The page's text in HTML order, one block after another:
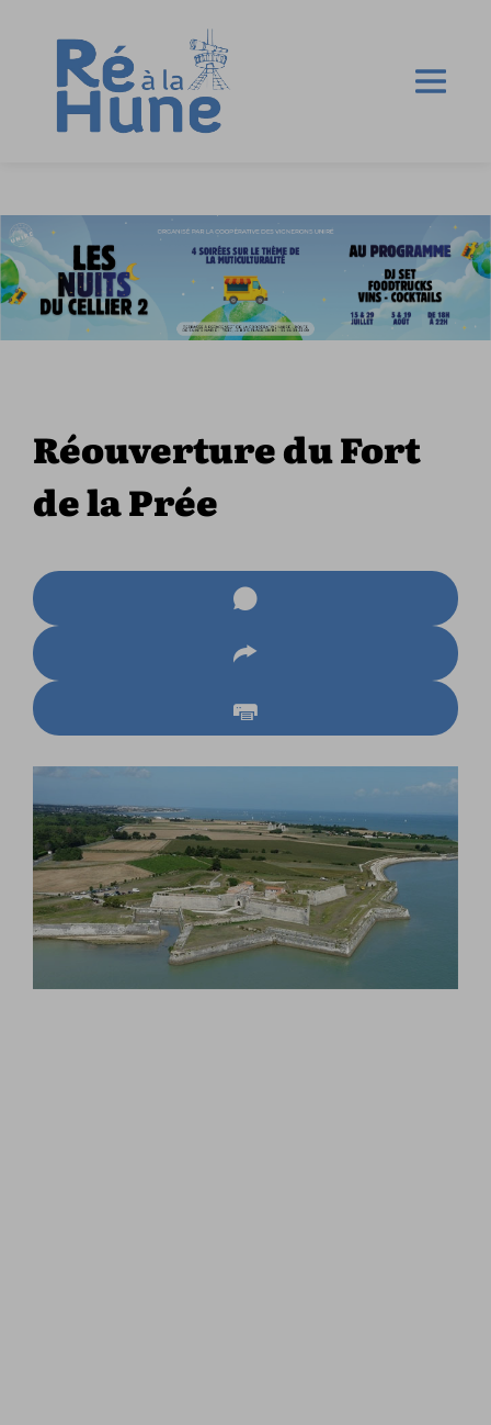
Réouverture du Fort
de la Prée